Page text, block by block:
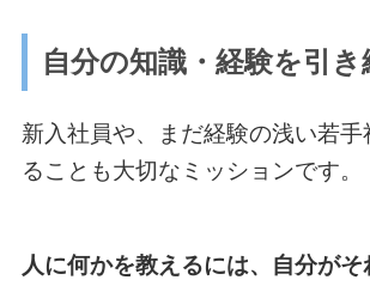
自分の知識・経験を引き
新入社員や、まだ経験の浅い若手
ることも大切なミッションです。
人に何かを教えるには、自分がそ